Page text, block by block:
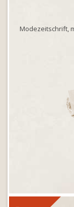
Modezeitschrift,